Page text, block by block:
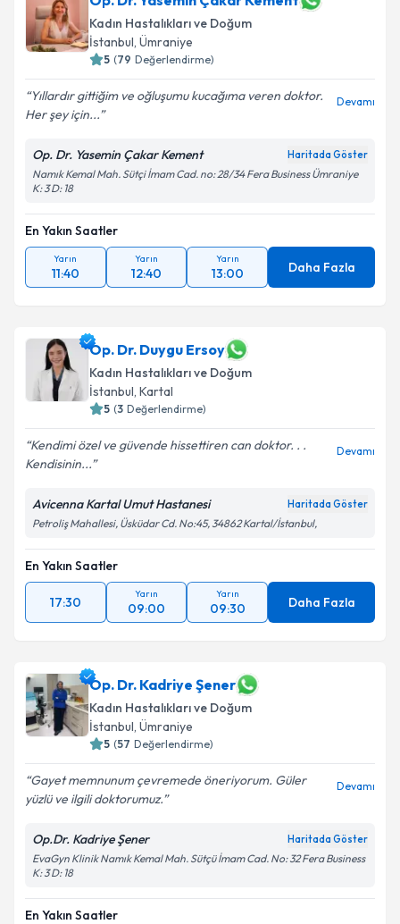
Kadın Hastalıkları ve Doğum
İstanbul, Ümraniye
5 (79 Değerlendirme)
Yıllardır gittiğim ve oğluşumu kucağıma veren doktor.
Her şey için...
Devamı
Op. Dr. Yasemin Çakar Kement Haritada Göster
Namık Kemal Mah. Sütçi İmam Cad. no: 28/34 Fera Business Ümraniye
K: 3 D: 18
En Yakın Saatler
Yarın
11:40
Yarın
12:40
Yarın
13:00 Daha Fazla
Op. Dr. Duygu Ersoy
Kadın Hastalıkları ve Doğum
İstanbul, Kartal
5 (3 Değerlendirme)
Kendimi özel ve güvende hissettiren can doktor. . .
Kendisinin...
Devamı
Avicenna Kartal Umut Hastanesi Haritada Göster
Petroliş Mahallesi, Üsküdar Cd. No:45, 34862 Kartal/İstanbul,
En Yakın Saatler
17:30
Yarın
09:00
Yarın
09:30 Daha Fazla
Op. Dr. Kadriye Şener
Kadın Hastalıkları ve Doğum
İstanbul, Ümraniye
5 (57 Değerlendirme)
Gayet memnunum çevremede öneriyorum. Güler
yüzlü ve ilgili doktorumuz.
Devamı
Op.Dr. Kadriye Şener Haritada Göster
EvaGyn Klinik Namık Kemal Mah. Sütçü İmam Cad. No: 32 Fera Business
K: 3 D: 18
En Yakın Saatler